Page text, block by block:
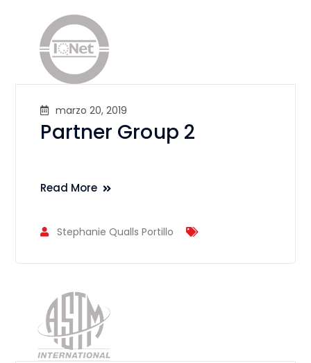
marzo 20, 2019
Partner Group 2
Read More
Stephanie Qualls Portillo